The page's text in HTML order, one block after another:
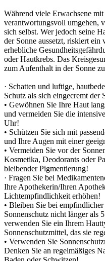
Während viele Erwachsene
verantwortungsvoll umgehen,
sich selbst. Wer jedoch seine
der Sonne aussetzt, riskiert
erhebliche
oder Hautkrebs. Das
zum Aufenthalt in der Sonne
· Schatten und luftige,
Schutz als sich eingecremt der
• Gewöhnen Sie Ihre Haut
und vermeiden Sie die
Uhr!
• Schützen Sie sich mit
und Ihre Augen mit einer
• Vermeiden Sie vor der
Kosmetika, Deodorants oder
bleibender Pigmentierung!
· Fragen Sie bei
Ihre Apothekerin/Ihren
Lichtempfindlichkeit erhöhen!
• Bleiben Sie bei
Sonnenschutz nicht länger als
verwenden Sie ein Ihrem
Sonnenschutzmittel, das sie
• Verwenden Sie
Denken Sie an regelmäßiges